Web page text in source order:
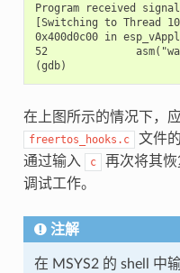
Program received
[Switching to Thread
0x400d0c00 in
52
在上图所示的情况下，
freertos_hooks.c
文件
通过输入
c
再次将其
调试工作。
注解
在 MSYS2 的 shell 中